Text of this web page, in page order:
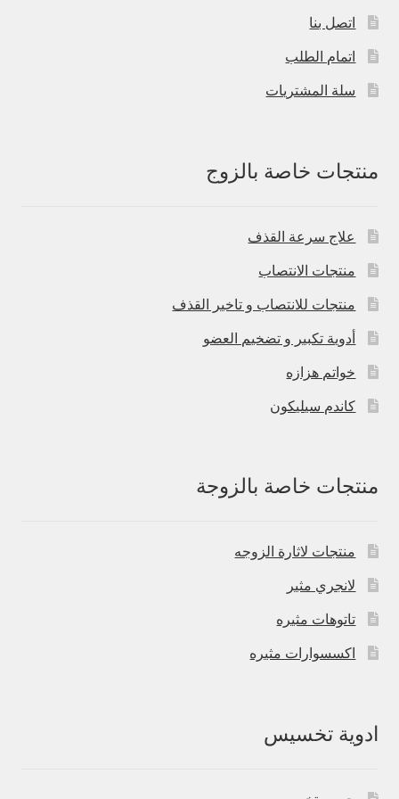
اتصل بنا
اتمام الطلب
سلة المشتريات
منتجات خاصة بالزوج
علاج سرعة القذف
منتجات الانتصاب
منتجات للانتصاب و تاخير القذف
أدوية تكبير و تضخيم العضو
خواتم هزازه
كاندم سيليكون
منتجات خاصة بالزوجة
منتجات لاثارة الزوجه
لانجري مثير
تاتوهات مثيره
اكسسوارات مثيره
ادوية تخسيس